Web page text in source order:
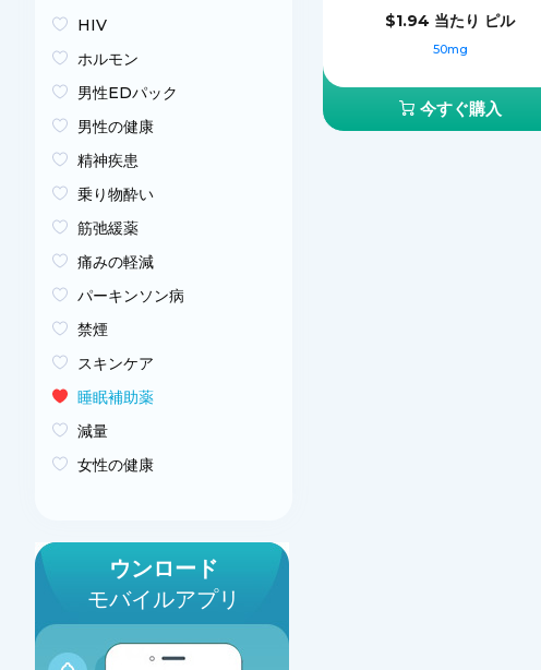
HIV
ホルモン
男性EDパック
男性の健康
精神疾患
乗り物酔い
筋弛緩薬
痛みの軽減
パーキンソン病
禁煙
スキンケア
睡眠補助薬
減量
女性の健康
ウンロード
モバイルアプリ
$1.94 当たり ピル
50mg
今すぐ購入